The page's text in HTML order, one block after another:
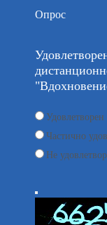
Опрос
Удовлетворен
Частично
Не